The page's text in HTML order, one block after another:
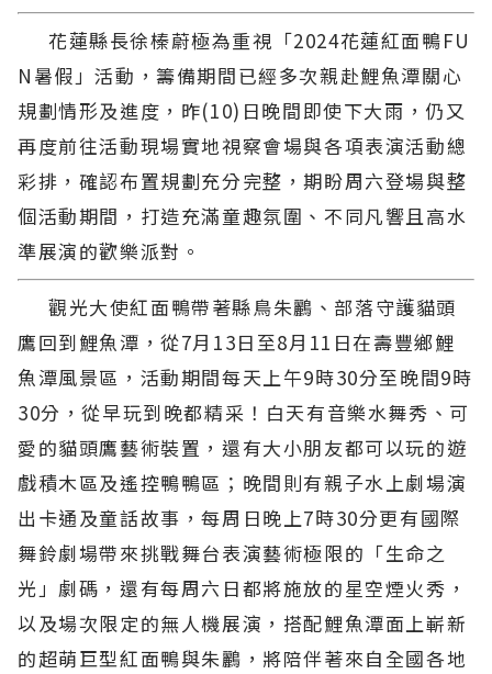
花蓮縣長徐榛蔚極為重視「2024花蓮紅面鴨FU
N暑假」活動，籌備期間已經多次親赴鯉魚潭關心
規劃情形及進度，昨(10)日晚間即使下大雨，仍又
再度前往活動現場實地視察會場與各項表演活動總
彩排，確認布置規劃充分完整，期盼周六登場與整
個活動期間，打造充滿童趣氛圍、不同凡響且高水
準展演的歡樂派對。
觀光大使紅面鴨帶著縣鳥朱鸝、部落守護貓頭
鷹回到鯉魚潭，從7月13日至8月11日在壽豐鄉鯉
魚潭風景區，活動期間每天上午9時30分至晚間9時
30分，從早玩到晚都精采！白天有音樂水舞秀、可
愛的貓頭鷹藝術裝置，還有大小朋友都可以玩的遊
戲積木區及遙控鴨鴨區；晚間則有親子水上劇場演
出卡通及童話故事，每周日晚上7時30分更有國際
舞鈴劇場帶來挑戰舞台表演藝術極限的「生命之
光」劇碼，還有每周六日都將施放的星空煙火秀，
以及場次限定的無人機展演，搭配鯉魚潭面上嶄新
的超萌巨型紅面鴨與朱鸝，將陪伴著來自全國各地